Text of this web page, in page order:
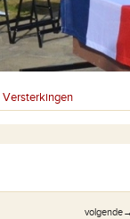
Versterkingen
volgende→